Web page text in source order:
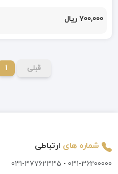
700,000 ریال
قبلی 1
شماره های ارتباطی
031-36200000
-
031-37762335